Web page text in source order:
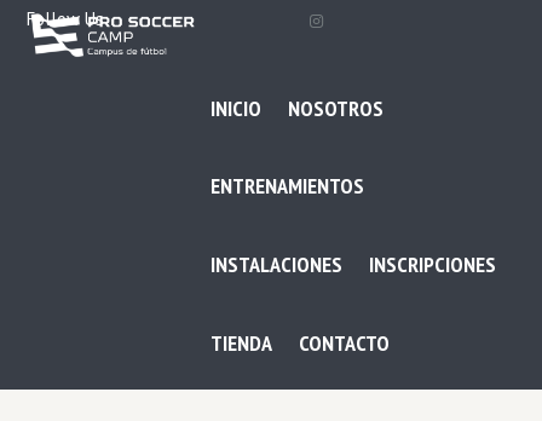
Follow Us
INICIO NOSOTROS
ENTRENAMIENTOS
INSTALACIONES INSCRIPCIONES
TIENDA CONTACTO